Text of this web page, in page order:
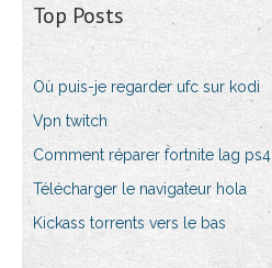
Top Posts
Où puis-je regarder ufc sur kodi
Vpn twitch
Comment réparer fortnite lag ps4
Télécharger le navigateur hola
Kickass torrents vers le bas